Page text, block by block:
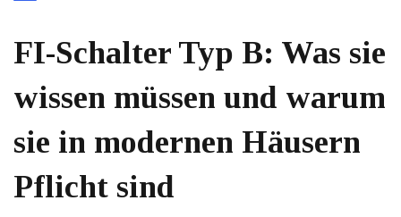
FI-Schalter Typ B: Was sie
wissen müssen und warum
sie in modernen Häusern
Pflicht sind